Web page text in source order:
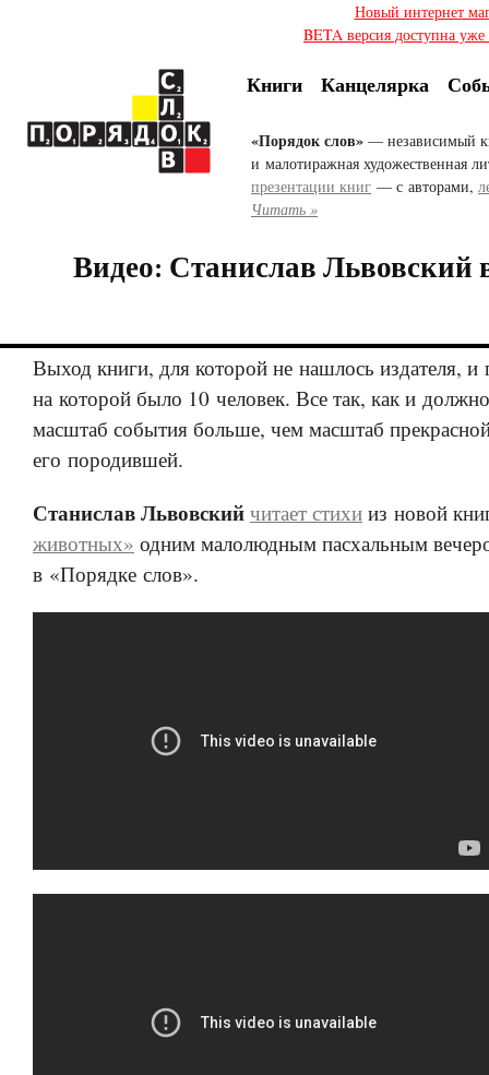
Новый интернет
BETA версия доступна
Книги Канцелярка
«Порядок слов» — независимый
и малотиражная художественная
презентации книг — с авторами,
Читать »
Видео: Станислав Львовский
Выход книги, для которой не нашлось издателя, и
на которой было 10 человек. Все так, как и
масштаб события больше, чем масштаб
его породившей.
Станислав Львовский читает стихи из новой
животных» одним малолюдным пасхальным
в «Порядке слов».